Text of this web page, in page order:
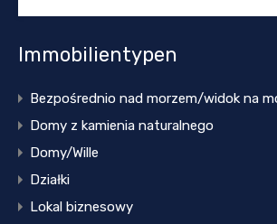
Immobilientypen
Bezpośrednio nad morzem/widok na
Domy z kamienia naturalnego
Domy/Wille
Działki
Lokal biznesowy